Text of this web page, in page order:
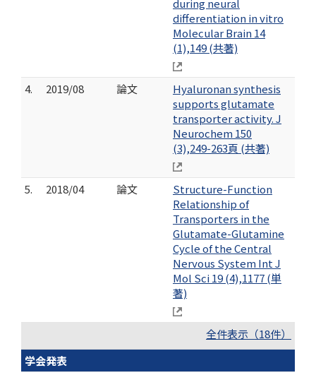
during neural
differentiation in vitro
Molecular Brain 14
(1),149 (共著)
4. 2019/08 論文
Hyaluronan synthesis
supports glutamate
transporter activity. J
Neurochem 150
(3),249-263頁 (共著)
5. 2018/04 論文
Structure-Function
Relationship of
Transporters in the
Glutamate-Glutamine
Cycle of the Central
Nervous System Int J
Mol Sci 19 (4),1177 (単
著)
全件表示（18件）
学会発表